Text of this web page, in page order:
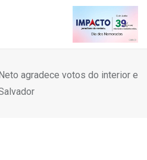
agradece votos do interior e